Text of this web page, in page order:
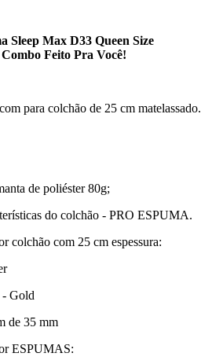
Sleep Max D33 Queen Size
Feito Pra Você!
para colchão de 25 cm matelassado.
de poliéster 80g;
do colchão - PRO ESPUMA.
colchão com 25 cm espessura:
Gold
de 35 mm
ESPUMAS: